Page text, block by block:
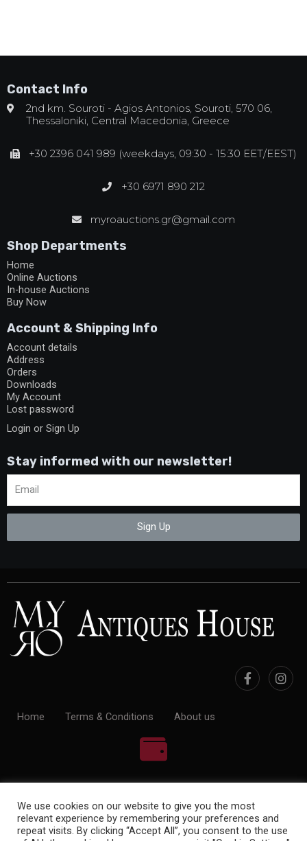
Contact Info
2nd km. Souroti - Agios Antonios, Souroti, 570 06,
Thessaloniki, Central Macedonia, Greece
+30 2396 041 989 (weekdays, 09:30 - 15:30 EET/EEST)
+30 6971 890 212
myroauctions.gr@gmail.com
Shop Departments
Home
Online Auctions
In-house Auctions
Buy Now
Account & Shipping Info
Account details
Address
Orders
Downloads
My Account
Lost password
Login or Sign Up
Stay informed with our newsletter!
Sign Up
Home Terms & Conditions About us
We use cookies on our website to give you the most
relevant experience by remembering your preferences and
repeat visits. By clicking “Accept All”, you consent to the use